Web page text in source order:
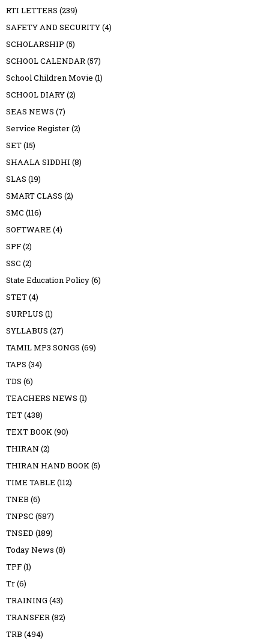
RTI LETTERS (239)
SAFETY AND SECURITY(4)
SCHOLARSHIP (5)
SCHOOL CALENDAR(57)
School Children Movie (1)
SCHOOL DIARY(2)
SEAS NEWS (7)
Service Register(2)
SET(15)
SHAALA SIDDHI (8)
SLAS (19)
SMART CLASS (2)
SMC (116)
SOFTWARE (4)
SPF(2)
SSC (2)
State Education Policy(6)
STET(4)
SURPLUS (1)
SYLLABUS (27)
TAMIL MP3 SONGS (69)
TAPS (34)
TDS (6)
TEACHERS NEWS (1)
TET(438)
TEXT BOOK(90)
THIRAN (2)
THIRAN HAND BOOK(5)
TIME TABLE (112)
TNEB (6)
TNPSC (587)
TNSED (189)
Today News (8)
TPF(1)
Tr(6)
TRAINING (43)
TRANSFER(82)
TRB (494)